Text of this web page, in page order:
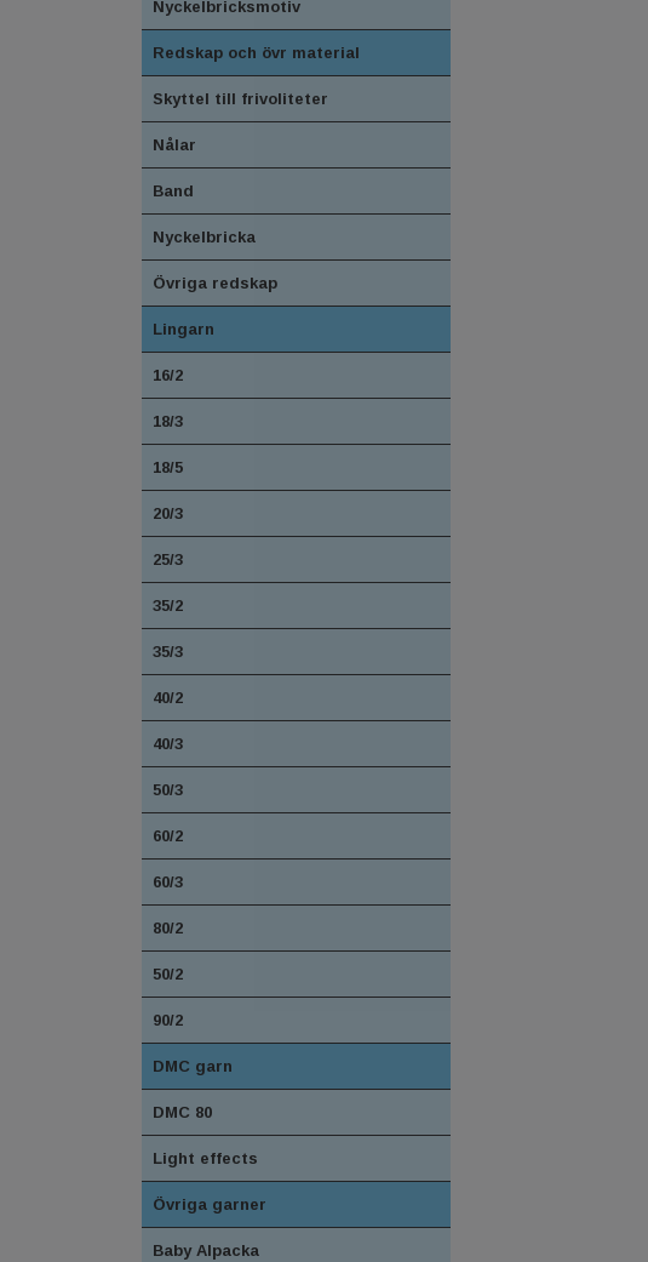
Nyckelbricksmotiv
Redskap och övr material
Skyttel till frivoliteter
Nålar
Band
Nyckelbricka
Övriga redskap
Lingarn
16/2
18/3
18/5
20/3
25/3
35/2
35/3
40/2
40/3
50/3
60/2
60/3
80/2
50/2
90/2
DMC garn
DMC 80
Light effects
Övriga garner
Baby Alpacka